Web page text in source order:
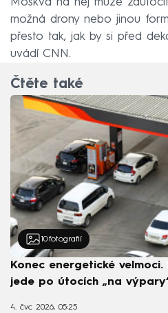
možná drony nebo jinou
přesto tak, jak by si před
uvádí CNN.
Čtěte také
10 fotografií
Konec energetické
jede po útocích „na
4. čvc 2026, 05:25